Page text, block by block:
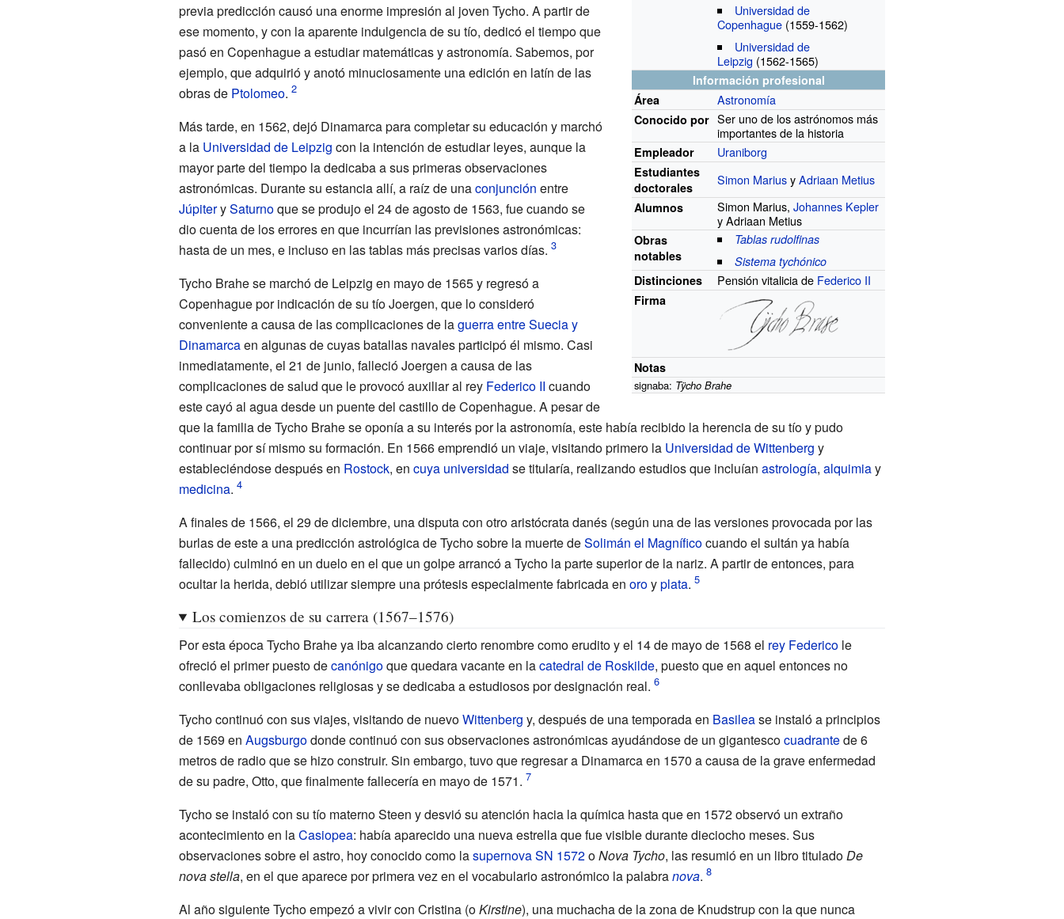
Universidad de
Copenhague (1559-1562)
Universidad de
Leipzig (1562-1565)
Información profesional
Área
Astronomía
Conocido por Ser uno de los astrónomos más
importantes de la historia
Empleador Uraniborg
Estudiantes
doctorales
Simon MariusyAdriaan Metius
Alumnos Simon Marius,Johannes Kepler
y Adriaan Metius
Obras
notables
Tablas rudolfinas
Sistema tychónico
Distinciones
Pensión vitalicia de Federico II
Firma
Notas
signaba: Tÿcho Brahe
previa predicción causó una enorme impresión al joven Tycho. A partir de
ese momento, y con la aparente indulgencia de su tío, dedicó el tiempo que
pasó en Copenhague a estudiar matemáticas y astronomía. Sabemos, por
ejemplo, que adquirió y anotó minuciosamente una edición en latín de las
obras de Ptolomeo.
Más tarde, en 1562, dejó Dinamarca para completar su educación y marchó
a la Universidad de Leipzig con la intención de estudiar leyes, aunque la
mayor parte del tiempo la dedicaba a sus primeras observaciones
astronómicas. Durante su estancia allí, a raíz de unaconjunción entre
JúpiterySaturnoque se produjo el 24 de agosto de 1563, fue cuando se
dio cuenta de los errores en que incurrían las previsiones astronómicas:
hasta de un mes, e incluso en las tablas más precisas varios días.
Tycho Brahe se marchó de Leipzig en mayo de 1565 y regresó a
Copenhague por indicación de su tío Joergen, que lo consideró
conveniente a causa de las complicaciones de laguerra entre Suecia y
Dinamarcaen algunas de cuyas batallas navales participó él mismo. Casi
inmediatamente, el 21 de junio, falleció Joergen a causa de las
complicaciones de salud que le provocó auxiliar al rey Federico II cuando
este cayó al agua desde un puente del castillo de Copenhague. A pesar de
que la familia de Tycho Brahe se oponía a su interés por la astronomía, este había recibido la herencia de su tío y pudo
continuar por sí mismo su formación. En 1566 emprendió un viaje, visitando primero la Universidad de Wittenberg y
estableciéndose después en Rostock, en cuya universidad se titularía, realizando estudios que incluían astrología, alquimiay
medicina.
A finales de 1566, el 29 de diciembre, una disputa con otro aristócrata danés (según una de las versiones provocada por las
burlas de este a una predicción astrológica de Tycho sobre la muerte deSolimán el Magníficocuando el sultán ya había
fallecido) culminó en un duelo en el que un golpe arrancó a Tycho la parte superior de la nariz. A partir de entonces, para
ocultar la herida, debió utilizar siempre una prótesis especialmente fabricada en oroyplata.
Los comienzos de su carrera (1567–1576)
Por esta época Tycho Brahe ya iba alcanzando cierto renombre como erudito y el 14 de mayo de 1568 el rey Federicole
ofreció el primer puesto decanónigoque quedara vacante en lacatedral de Roskilde, puesto que en aquel entonces no
conllevaba obligaciones religiosas y se dedicaba a estudiosos por designación real.
Tycho continuó con sus viajes, visitando de nuevoWittenberg y, después de una temporada en Basilease instaló a principios
de 1569 en Augsburgodonde continuó con sus observaciones astronómicas ayudándose de un gigantescocuadrantede 6
metros de radio que se hizo construir. Sin embargo, tuvo que regresar a Dinamarca en 1570 a causa de la grave enfermedad
de su padre, Otto, que finalmente fallecería en mayo de 1571.
Tycho se instaló con su tío materno Steen y desvió su atención hacia la química hasta que en 1572 observó un extraño
acontecimiento en laCasiopea: había aparecido una nueva estrella que fue visible durante dieciocho meses. Sus
observaciones sobre el astro, hoy conocido como lasupernovaSN 1572oNova Tycho, las resumió en un libro titulado De
nova stella, en el que aparece por primera vez en el vocabulario astronómico la palabranova.
Al año siguiente Tycho empezó a vivir con Cristina (oKirstine), una muchacha de la zona de Knudstrup con la que nunca